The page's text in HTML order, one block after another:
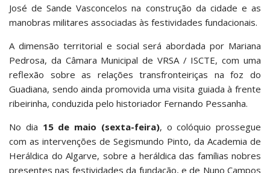
José de Sande Vasconcelos na construção da cidade e as
manobras militares associadas às festividades fundacionais.
A dimensão territorial e social será abordada por Mariana
Pedrosa, da Câmara Municipal de VRSA / ISCTE, com uma
reflexão sobre as relações transfronteiriças na foz do
Guadiana, sendo ainda promovida uma visita guiada à frente
ribeirinha, conduzida pelo historiador Fernando Pessanha.
No dia 15 de maio (sexta-feira), o colóquio prossegue
com as intervenções de Segismundo Pinto, da Academia de
Heráldica do Algarve, sobre a heráldica das famílias nobres
presentes nas festividades da fundação, e de Nuno Campos